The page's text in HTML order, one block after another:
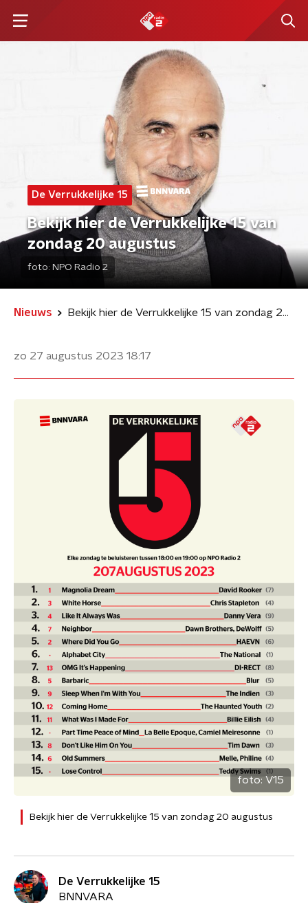
De Verrukkelijke 15
Bekijk hier de Verrukkelijke 15 van
zondag 20 augustus
foto: NPO Radio 2
Nieuws Bekijk hier de Verrukkelijke 15 van zondag 20 augustus
zo 27 augustus 2023 18:17
foto: V15
Bekijk hier de Verrukkelijke 15 van zondag 20 augustus
De Verrukkelijke 15
BNNVARA